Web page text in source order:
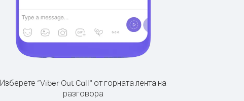
Изберете “Viber Out Call” от горната лента на
разговора